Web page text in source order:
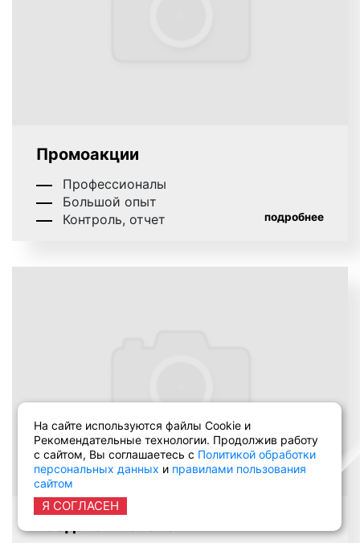
Промоакции
Профессионалы
Большой опыт
Контроль, отчет
подробнее
На сайте используются файлы Cookie и
Рекомендательные технологии. Продолжив работу
с сайтом, Вы соглашаетесь с Политикой обработки
персональных данных и правилами пользования
сайтом
Я СОГЛАСЕН